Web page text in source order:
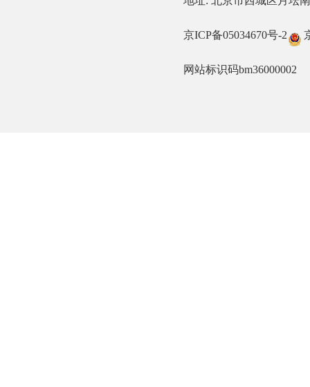
京ICP备05034670号-2
网站标识码bm36000002